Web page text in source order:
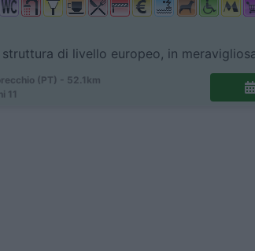
struttura di livello europeo, in
(PT) - 52.1km
11